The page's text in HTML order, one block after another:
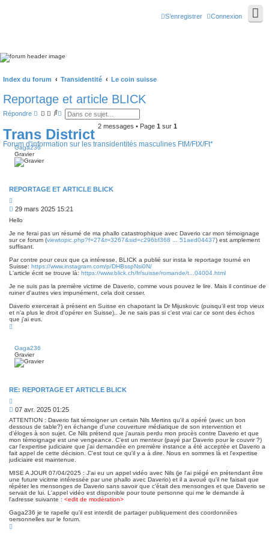
Connexion
S’enregistrer
Trans District
Forum d'information sur les transidentités masculines FtM/FtX/Ft*
Index du forum Transidentité Le coin suisse
Reportage et article BLICK
Répondre
R
h
e
r
R
h
e
r
a
c
é
2 messages • Page 1 sur 1
Gaga236
Gravier
REPORTAGE ET ARTICLE BLICK
i
t
a
i
o
n
M
e
s
a
g
e
29 mars 2025 15:21
Hello
Je ne ferai pas un résumé de ma phallo catastrophique avec Daverio car mon témoignage
sur ce forum (viewtopic.php?f=27&t=3267&sid=c296bf368 ... 51aed04437) est amplement
suffisant.
Par contre pour ceux que ça intéresse, BLICK a publié sur insta le reportage tourné en
Suisse: https://www.instagram.com/p/DHBsspNsi0N/
L'article écrit se trouve là: https://www.blick.ch/fr/suisse/romande/t...04004.html
Je ne suis pas la première victime de Daverio, comme vous pouvez le lire. Mais il continue de
ruiner d'autres vies impunément, cela doit cesser.
Daverio exercerait à présent en Suisse en chapotant la Dr Mijuskovic (puisqu'il est trop vieux
et n'a plus le droit d'opérer en Suisse).. Je ne sais pas si c'est vrai car ce sont des échos
que j'ai eus.
Gaga236
Gravier
RE: REPORTAGE ET ARTICLE BLICK
i
t
a
t
i
o
n
M
e
s
s
a
g
e
07 avr. 2025 01:25
ATTENTION : Daverio fait témoigner un certain Nils Mertins qu'il a opéré (avec un bon
dessous de table?) en échange d'une couverture médiatique de son intervention et
d'éloges à son sujet. Ce Nils prétend que j'aurais perdu mon procès contre Daverio et que
mon témoignage est une vengeance. C'est un menteur (payé par Daverio pour le couvrir ?)
car l'expertise judiciaire que j'ai demandée en première instance a été acceptée et Daverio a
fait appel de cette décision. C'est tout ce qu'il y a à dire. Nous en sommes là et l'expertise
judiciaire est maintenue.
MISE A JOUR 07/04/2025 : J'ai eu un appel vidéo avec Nils (je l'ai piégé en prétendant être
une future vicitme intéressée par une phallo avec Daverio) et il a avoué qu'il ne faisait que
répéter les mensonges de Daverio sans savoir que c'était des mensonges et que Daverio se
servait de lui. L'appel vidéo est disponible pour toute personne qui me le demande à
l'adresse suivante : <edit de modération>
Gaga236 je te rapelle qu'il est interdit de partager publiquement des coordonnées
personnelles sur le forum.